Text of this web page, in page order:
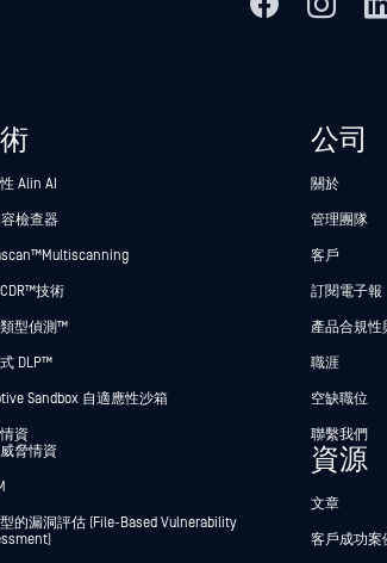
Alin AI
檢查器
Multiscanning
技術
型偵測™
DLP™
Sandbox 自適應性沙箱
資
脅情資
的漏洞評估 (File-Based Vulnerability
公司
關於
管理團隊
客戶
訂閱電子報
產品合規性
職涯
空缺職位
聯繫我們
資源
文章
客戶成功案